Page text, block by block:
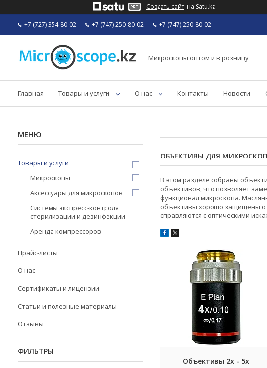
Создать сайт на Satu.kz
+7 (727) 354-80-02 +7 (747) 250-80-02 +7 (747) 250-80-02
Микроскопы оптом и в розницу
Главная Товары и услуги О нас Контакты Новости
ОБЪЕКТИВЫ ДЛЯ
В этом разделе собраны
объективов, что позволяет
функционал микроскопа.
объективы хорошо защищены
справляются с оптическими
Объективы 2х - 5х
Товары и услуги
Микроскопы
Аксессуары для микроскопов
Системы экспресс-контроля
стерилизации и дезинфекции
Аренда компрессоров
Прайс-листы
О нас
Сертификаты и лицензии
Статьи и полезные материалы
Отзывы
ФИЛЬТРЫ